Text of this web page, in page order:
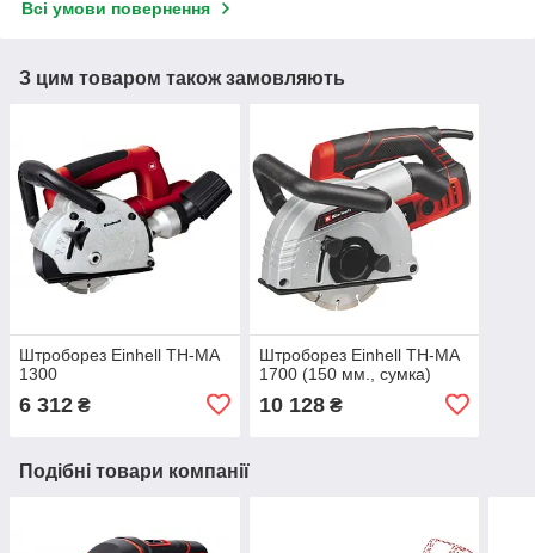
Всі умови повернення
З цим товаром також замовляють
Штроборез Einhell TH-MA
1300
6 312 ₴
Штроборез Einhell TH-MA
1700 (150 мм., сумка)
10 128₴
Подібні товари компанії